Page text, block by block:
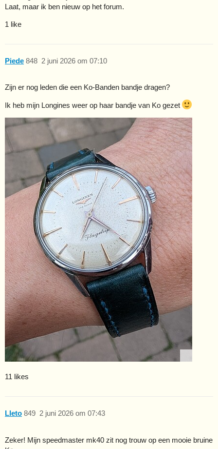
Laat, maar ik ben nieuw op het forum.
1 like
Piede 2 juni 2026 om 07:10
848
Zijn er nog leden die een Ko-Banden bandje dragen?
Ik heb mijn Longines weer op haar bandje van Ko gezet
11 likes
Lleto 2 juni 2026 om 07:43
849
Zeker! Mijn speedmaster mk40 zit nog trouw op een mooie bruine